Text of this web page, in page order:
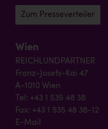
Zum Presseverteiler
Wien
REICHLUNDPARTNER
Franz-Josefs-Kai 47
A-1010 Wien
Tel: +43 1 535 48 38
Fax: +43 1 535 48 38-12
E-Mail